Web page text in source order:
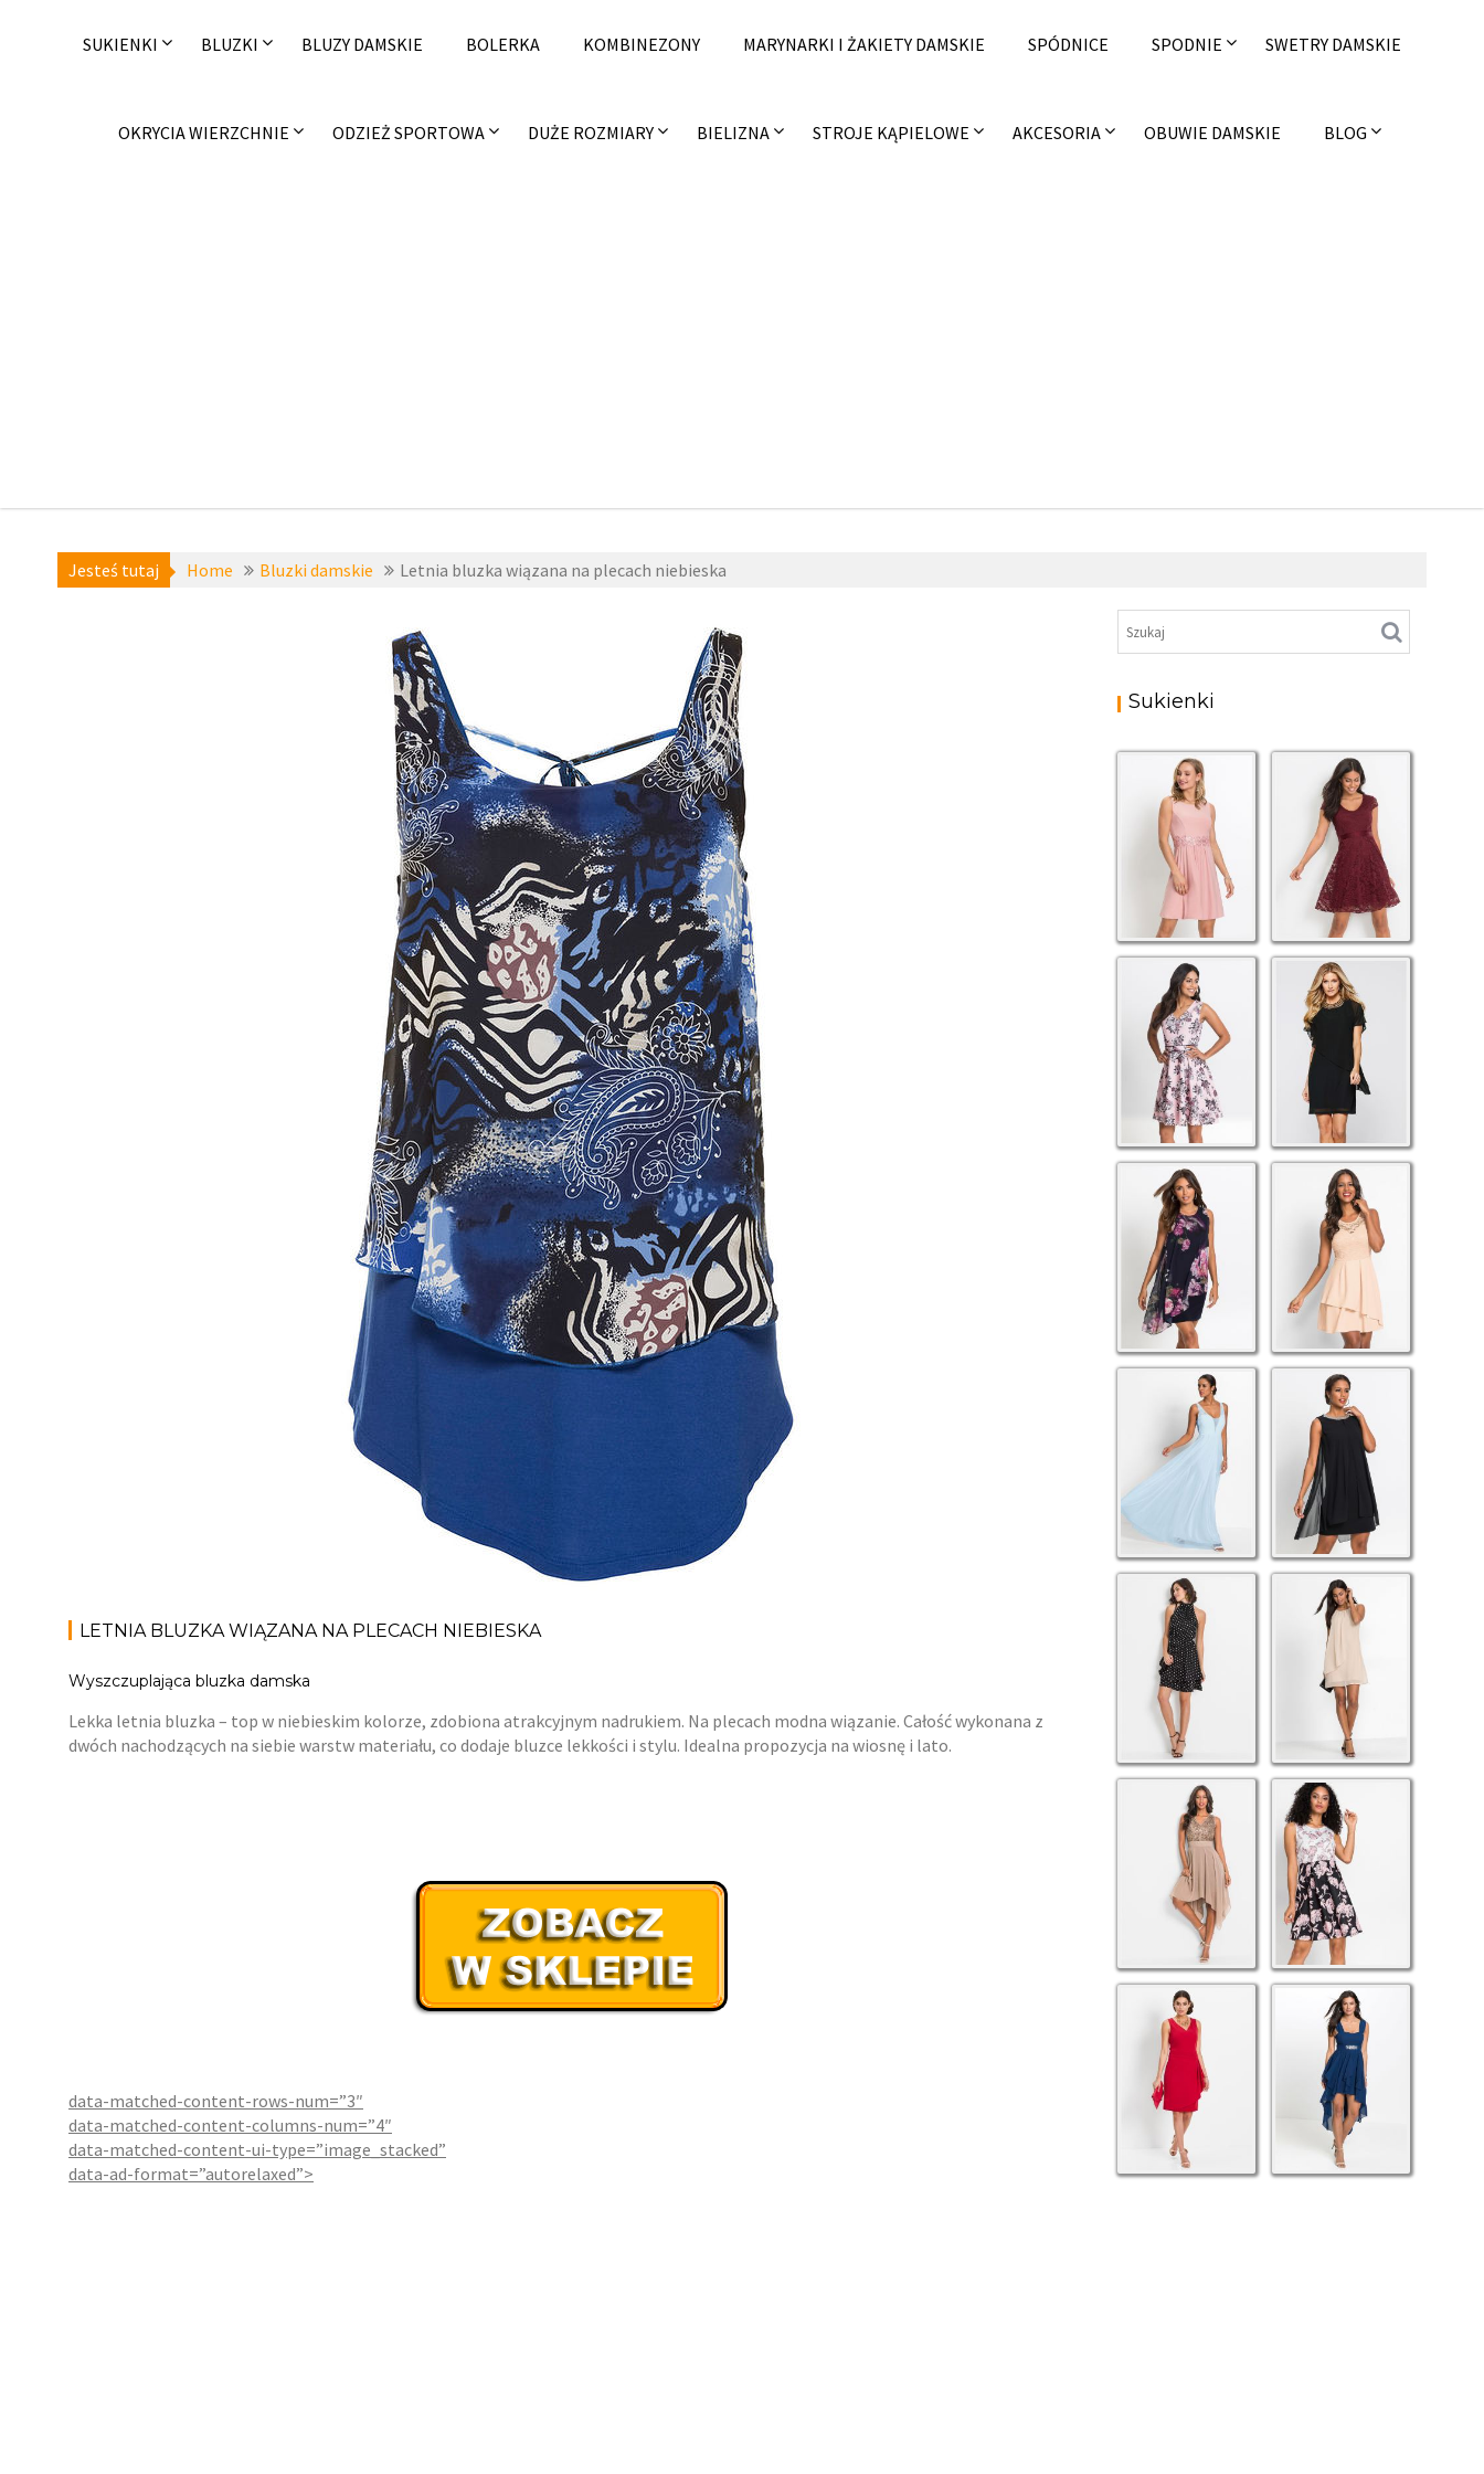
SUKIENKI BLUZKI BLUZY DAMSKIE BOLERKA KOMBINEZONY MARYNARKI I ŻAKIETY DAMSKIE SPÓDNICE SPODNIE SWETRY DAMSKIE
OKRYCIA WIERZCHNIE ODZIEŻ SPORTOWA DUŻE ROZMIARY BIELIZNA STROJE KĄPIELOWE AKCESORIA OBUWIE DAMSKIE BLOG
Jesteś tutaj Home Bluzki damskie Letnia bluzka wiązana na plecach niebieska
LETNIA BLUZKA WIĄZANA NA PLECACH NIEBIESKA
Wyszczuplająca bluzka damska
Lekka letnia bluzka – top w niebieskim kolorze, zdobiona atrakcyjnym nadrukiem. Na plecach modna wiązanie. Całość wykonana z
dwóch nachodzących na siebie warstw materiału, co dodaje bluzce lekkości i stylu. Idealna propozycja na wiosnę i lato.
data-matched-content-rows-num=”3″
data-matched-content-columns-num=”4″
data-matched-content-ui-type=”image_stacked”
data-ad-format=”autorelaxed”>
Sukienki